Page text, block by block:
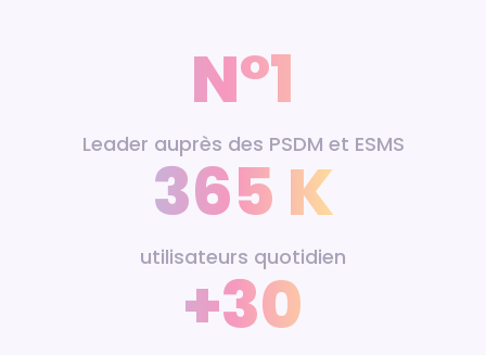
N°1
Leader auprès des PSDM et ESMS
365 K
utilisateurs quotidien
+30